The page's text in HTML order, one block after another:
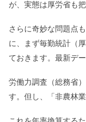
が、実態は厚労省も
さらに奇妙な問題点
に、まず毎勤統計（
ておきます。最新デ
労働力調査（総務省
す。但し、「非農林